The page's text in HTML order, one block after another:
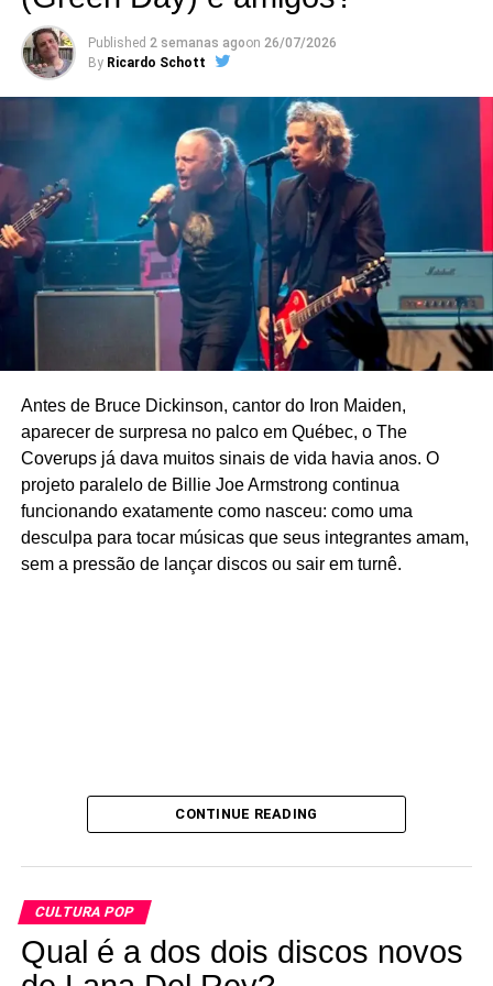
Algumas entrevistas merecem destaque: aqui o repórter
chega para um cara e pergunta “aí, lesado, o que é ser
punk pra você?” (curiosamente o entrevistado, um
operário, diz que “ser punk é ser contra a anarquia”).
E abaixo você confere as outras partes do doc. A parte II
de Fortaleza, em que há discordância entre alguns deles
sobre o assunto “homossexualidade” (“punk não dá a b…,
não”, diz um deles, antes de ser interrompido por uma
garota que defende os gays). Assuntos como aborto
(igualmente polêmico entre garotos e garotas do
Published 2 semanas agoon 26/07/2026
By Ricardo Schott
Antes de Bruce Dickinson, cantor do Iron Maiden,
aparecer de surpresa no palco em Québec, o The
Coverups já dava muitos sinais de vida havia anos. O
projeto paralelo de Billie Joe Armstrong continua
funcionando exatamente como nasceu: como uma
desculpa para tocar músicas que seus integrantes amam,
sem a pressão de lançar discos ou sair em turnê.
CONTINUE READING
CULTURA POP
Qual é a dos dois discos novos